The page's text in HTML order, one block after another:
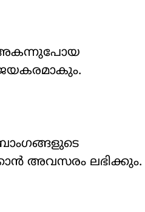
അകന്നുപോയ
അവസരം ലഭിക്കും.